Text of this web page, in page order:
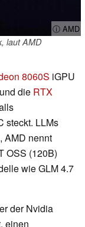
ⓘ AMD
laut AMD
8060S iGPU
die RTX
steckt. LLMs
AMD nennt
OSS (120B)
wie GLM 4.7
der Nvidia
einen